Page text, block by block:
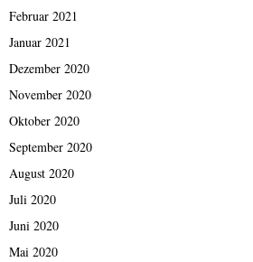
Februar 2021
Januar 2021
Dezember 2020
November 2020
Oktober 2020
September 2020
August 2020
Juli 2020
Juni 2020
Mai 2020